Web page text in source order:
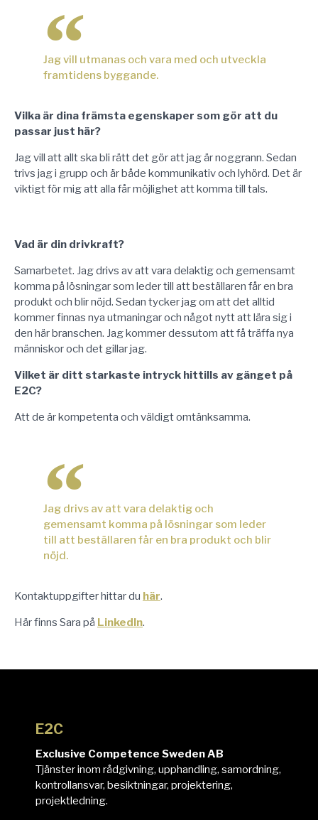
Jag vill utmanas och vara med och utveckla
framtidens byggande.
Vilka är dina främsta egenskaper som gör att du
passar just här?
Jag vill att allt ska bli rätt det gör att jag är noggrann. Sedan
trivs jag i grupp och är både kommunikativ och lyhörd. Det är
viktigt för mig att alla får möjlighet att komma till tals.
Vad är din drivkraft?
Samarbetet. Jag drivs av att vara delaktig och gemensamt
komma på lösningar som leder till att beställaren får en bra
produkt och blir nöjd. Sedan tycker jag om att det alltid
kommer finnas nya utmaningar och något nytt att lära sig i
den här branschen. Jag kommer dessutom att få träffa nya
människor och det gillar jag.
Vilket är ditt starkaste intryck hittills av gänget på
E2C?
Att de är kompetenta och väldigt omtänksamma.
Jag drivs av att vara delaktig och
gemensamt komma på lösningar som leder
till att beställaren får en bra produkt och blir
nöjd.
Kontaktuppgifter hittar du här.
Här finns Sara på LinkedIn.
E2C
Exclusive Competence Sweden AB
Tjänster inom rådgivning, upphandling, samordning,
kontrollansvar, besiktningar, projektering,
projektledning.